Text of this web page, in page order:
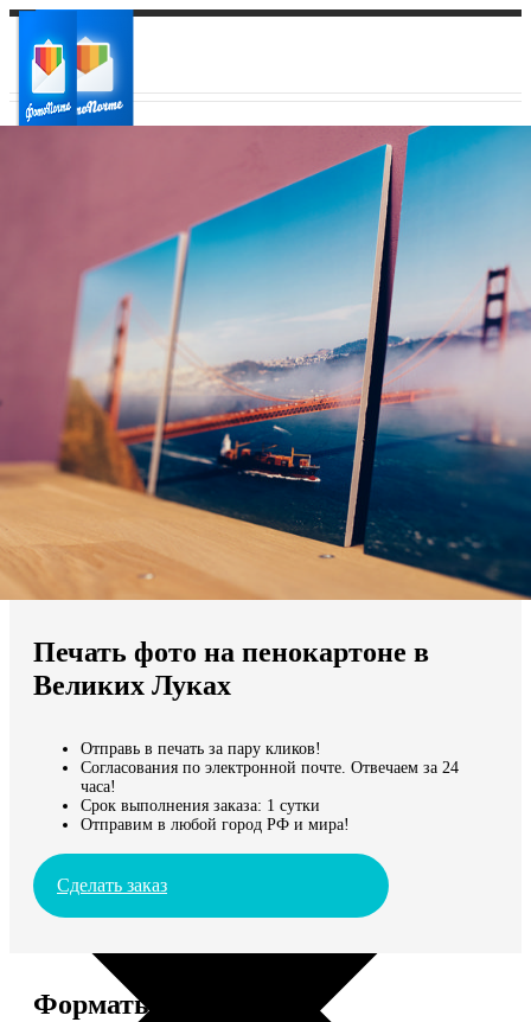
Ваш регион доставки
Выберите из списка:
Мы доставляем по всему миру
Продолжить без города
Печать фото на пенокартоне в
Великих Луках
Отправь в печать за пару кликов!
Согласования по электронной почте. Отвечаем за 24
часа!
Срок выполнения заказа: 1 сутки
Отправим в любой город РФ и мира!
Сделать заказ
Форматы и цены